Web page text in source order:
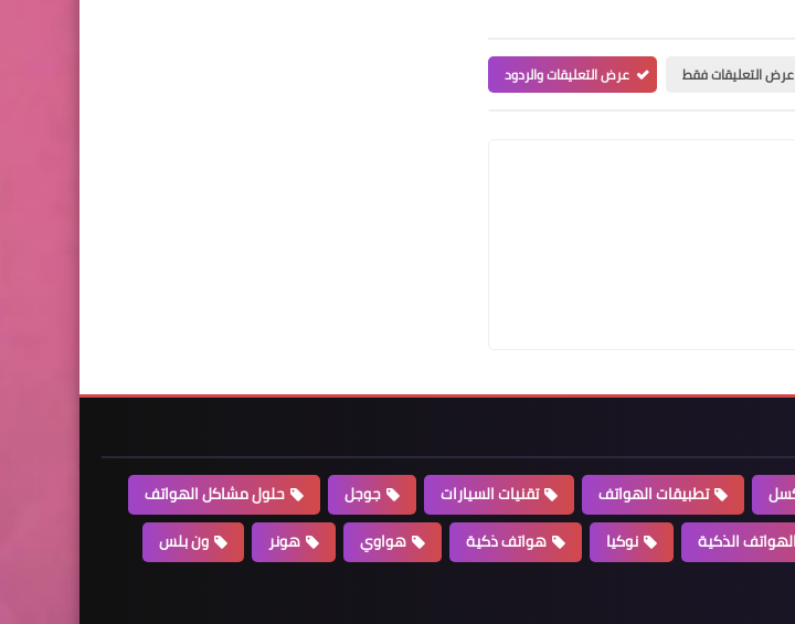
عرض التعليقات فقط عرض التعليقات والردود
تطبيقات الهواتف تقنيات السيارات جوجل
حلول مشاكل الهواتف
الذكية نوكيا هواتف ذكية هواوي هونر
ون بلس